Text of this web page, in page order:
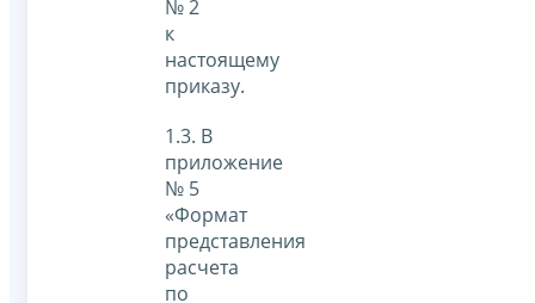
№ 2
к
настоящему
приказу.
1.3. В
приложение
№ 5
«Формат
представления
расчета
по